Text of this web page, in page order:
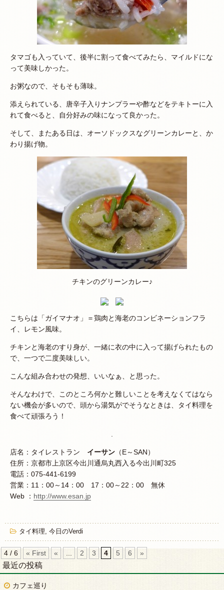
タマゴも入っていて、後半に割って食べてみたら、マイルドにな
って美味しかった。
お粥なので、そもそも薄味。
添えられている、唐辛子入りナンプラーや酢などをテキトーに入
れて食べると、自分好みの味になって良かった。
そして、またある日は、オーソドックスなグリーンカレーと、か
わり揚げ物。
チキンのグリーンカレー♪
こちらは「ガイマナオ」＝鶏肉と海老のコンビネーションフラ
イ、レモン風味。
チキンと海老のすり身が、一緒に衣の中に入って揚げられたもの
で、一つで二度美味しい。
こんな組み合わせの発想、いいなぁ、と思った。
そんなわけで、このところ何かと難しいことを考えなくてはなら
ない機会が多いので、頭から湯気がでそうなときは、タイ料理を
食べて頑張ろう！
店名：タイレストラン イーサン （E～SAN）
住所：京都市上京区今出川通烏丸西入る今出川町325
電話：075-441-6199
営業：11：00～14：00 17：00～22：00 無休
Web ： http://www.esan.jp
タイ料理, 今日のVerdi
4 / 6 « First « 2 3 4 5 6 »
最近の投稿
カフェ巡り